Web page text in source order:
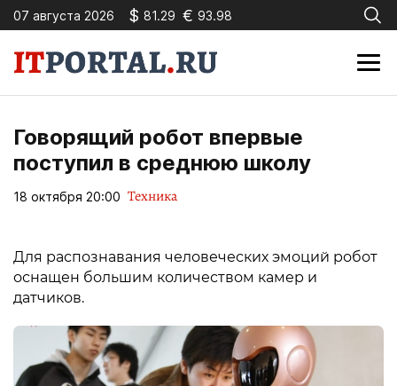
07 августа 2026 $ 81.29 € 93.98
Говорящий робот впервые
поступил в среднюю школу
18 октября 20:00 Техника
Для распознавания человеческих эмоций робот
оснащен большим количеством камер и
датчиков.